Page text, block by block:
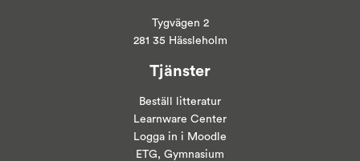
Tygvägen 2
281 35 Hässleholm
Tjänster
Beställ litteratur
Learnware Center
Logga in i Moodle
ETG, Gymnasium